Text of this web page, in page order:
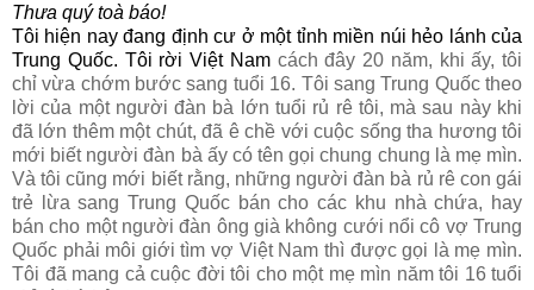
Thưa quý toà báo!
Tôi hiện nay đang định cư ở một tỉnh miền núi hẻo lánh của
Trung Quốc. Tôi rời Việt Nam cách đây 20 năm, khi ấy, tôi
chỉ vừa chớm bước sang tuổi 16. Tôi sang Trung Quốc theo
lời của một người đàn bà lớn tuổi rủ rê tôi, mà sau này khi
đã lớn thêm một chút, đã ê chề với cuộc sống tha hương tôi
mới biết người đàn bà ấy có tên gọi chung chung là mẹ mìn.
Và tôi cũng mới biết rằng, những người đàn bà rủ rê con gái
trẻ lừa sang Trung Quốc bán cho các khu nhà chứa, hay
bán cho một người đàn ông già không cưới nổi cô vợ Trung
Quốc phải môi giới tìm vợ Việt Nam thì được gọi là mẹ mìn.
Tôi đã mang cả cuộc đời tôi cho một mẹ mìn năm tôi 16 tuổi